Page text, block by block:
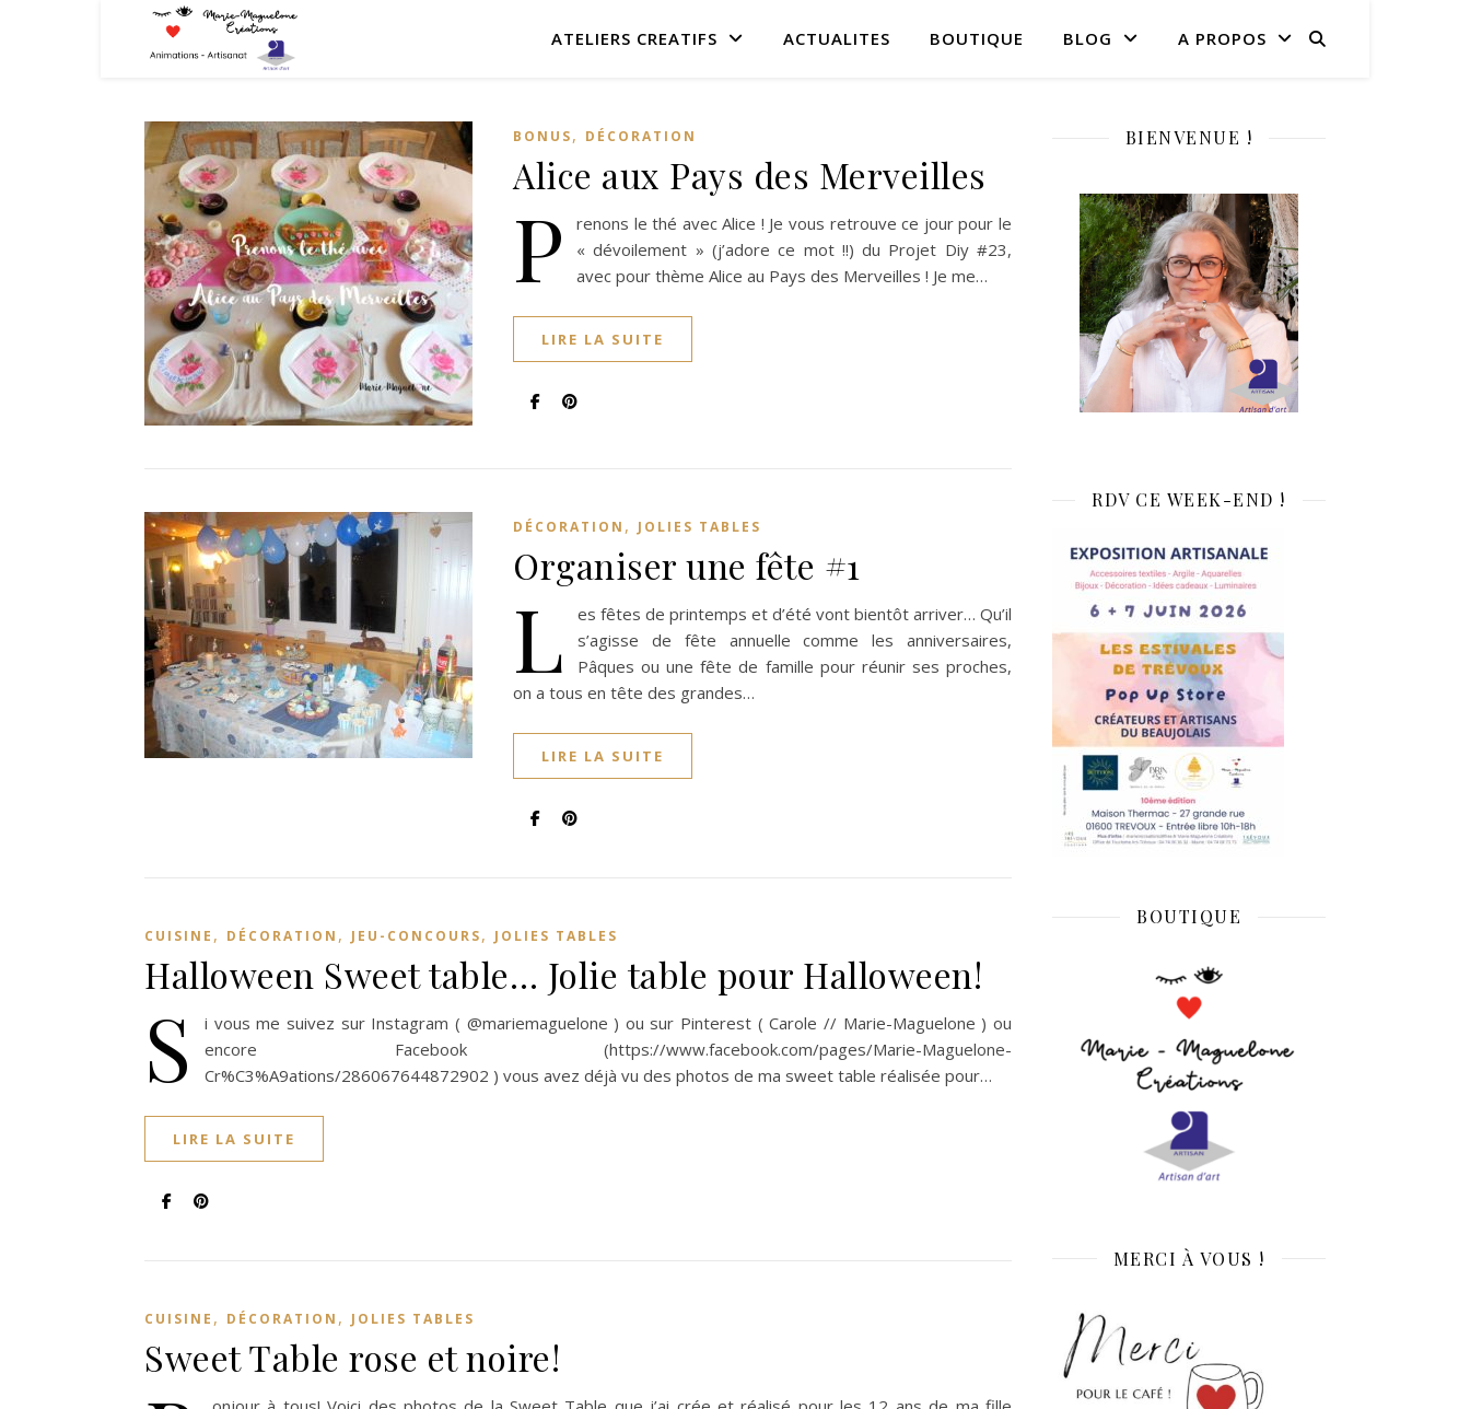
ATELIERS CREATIFS ACTUALITES BOUTIQUE BLOG A PROPOS
BONUS, DÉCORATION
Alice aux Pays des Merveilles
P
renons le thé avec Alice ! Je vous retrouve ce jour pour le
« dévoilement » (j’adore ce mot !!) du Projet Diy #23,
avec pour thème Alice au Pays des Merveilles ! Je me…
LIRE LA SUITE
DÉCORATION , JOLIES TABLES
Organiser une fête #1
L
es fêtes de printemps et d’été vont bientôt arriver… Qu’il
s’agisse de fête annuelle comme les anniversaires,
Pâques ou une fête de famille pour réunir ses proches,
on a tous en tête des grandes…
LIRE LA SUITE
CUISINE , DÉCORATION , JEU-CONCOURS, JOLIES TABLES
Halloween Sweet table… Jolie table pour Halloween!
S
i vous me suivez sur Instagram ( @mariemaguelone ) ou sur Pinterest ( Carole // Marie-Maguelone ) ou
encore Facebook (https://www.facebook.com/pages/Marie-Maguelone-
Cr%C3%A9ations/286067644872902 ) vous avez déjà vu des photos de ma sweet table réalisée pour…
LIRE LA SUITE
CUISINE , DÉCORATION , JOLIES TABLES
Sweet Table rose et noire!
BIENVENUE !
RDV CE WEEK-END !
BOUTIQUE
MERCI À VOUS !